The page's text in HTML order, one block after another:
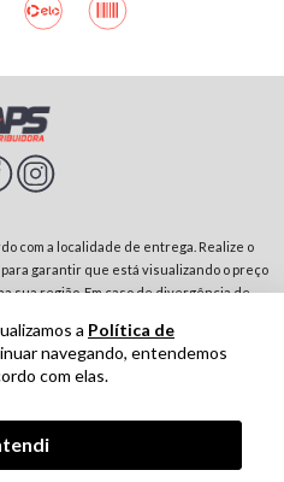
a Política de
navegando, entendemos
com elas.
com a localidade de entrega. Realize o
garantir que está visualizando o preço
sua região. Em caso de divergência de
Parque Residencial Jardim São Domingos |
SP | CNPJ: 01.910.513/0001-00